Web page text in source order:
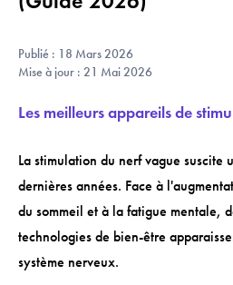
Publié : 18 Mars 2026
Mise à jour : 21 Mai 2026
Les meilleurs appareils de
La stimulation du nerf vague suscite
dernières années. Face à
du sommeil et à la fatigue mentale,
technologies de bien-être
système nerveux.